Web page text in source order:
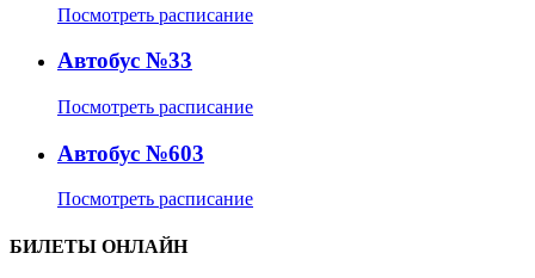
Посмотреть расписание
Автобус №33
Посмотреть расписание
Автобус №603
Посмотреть расписание
БИЛЕТЫ ОНЛАЙН